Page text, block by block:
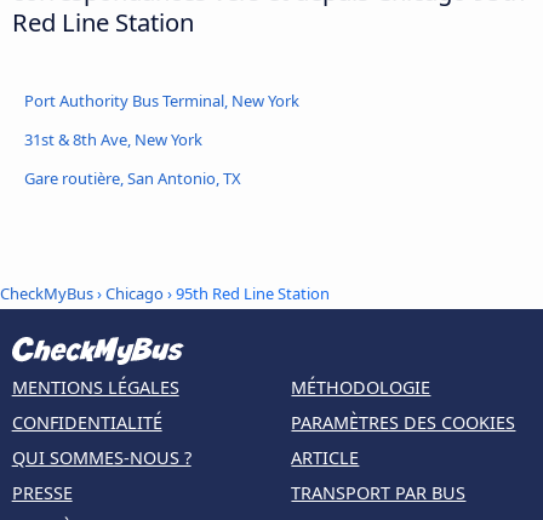
Red Line Station
Port Authority Bus Terminal, New York
31st & 8th Ave, New York
Gare routière, San Antonio, TX
CheckMyBus›Chicago› 95th Red Line Station
MENTIONS LÉGALES
CONFIDENTIALITÉ
QUI SOMMES-NOUS ?
PRESSE
MÉTHODOLOGIE
PARAMÈTRES DES COOKIES
ARTICLE
TRANSPORT PAR BUS